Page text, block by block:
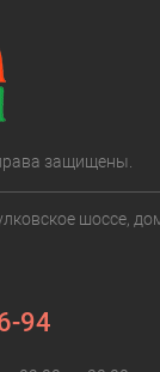
защищены.
шоссе,
94